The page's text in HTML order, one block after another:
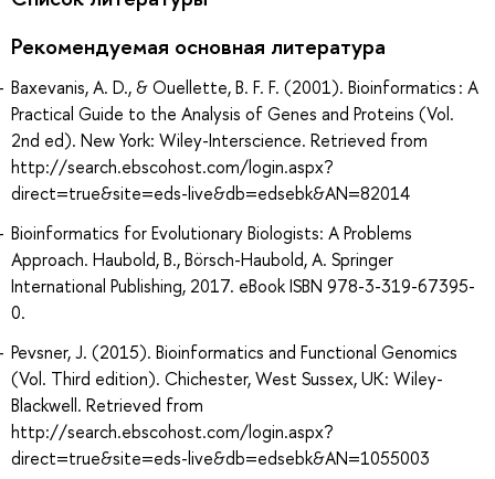
Рекомендуемая основная литература
Baxevanis, A. D., & Ouellette, B. F. F. (2001). Bioinformatics : A
Practical Guide to the Analysis of Genes and Proteins (Vol.
2nd ed). New York: Wiley-Interscience. Retrieved from
http://search.ebscohost.com/login.aspx?
direct=true&site=eds-live&db=edsebk&AN=82014
Bioinformatics for Evolutionary Biologists: A Problems
Approach. Haubold, B., Börsch-Haubold, A. Springer
International Publishing, 2017. eBook ISBN 978-3-319-67395-
0.
Pevsner, J. (2015). Bioinformatics and Functional Genomics
(Vol. Third edition). Chichester, West Sussex, UK: Wiley-
Blackwell. Retrieved from
http://search.ebscohost.com/login.aspx?
direct=true&site=eds-live&db=edsebk&AN=1055003